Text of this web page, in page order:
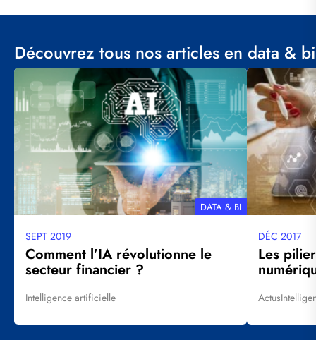
Découvrez tous nos articles en data & bi
Visuel
principal
THÉMATIQUE
DATA & BI
Date
mise
à
jour
SEPT 2019
Comment l’IA révolutionne le
secteur financier ?
Tags
Intelligence artificielle
Visuel
principal
Date
mise
à
jour
DÉC 2017
Les
Tags
Actus